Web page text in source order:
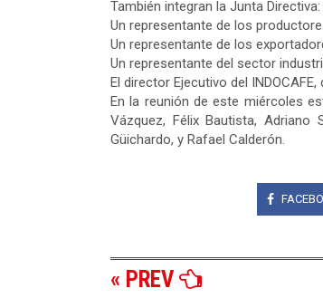
También integran la Junta Directiva:
Un representante de los
Un representante de los
Un representante del sector
El director Ejecutivo del
En la reunión de este miércoles
Vázquez, Félix Bautista, Adriano
Güichardo, y Rafael Calderón.
« PREV